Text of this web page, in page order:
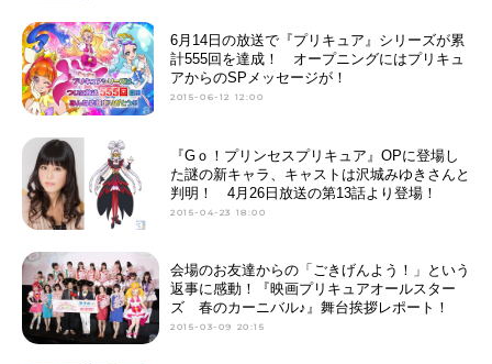
6月14日の放送で『プリキュア』シリーズが累
計555回を達成！ オープニングにはプリキュ
アからのSPメッセージが！
2015-06-12 12:00
『Gｏ！プリンセスプリキュア』OPに登場し
た謎の新キャラ、キャストは沢城みゆきさんと
判明！ 4月26日放送の第13話より登場！
2015-04-23 18:00
会場のお友達からの「ごきげんよう！」という
返事に感動！『映画プリキュアオールスター
ズ 春のカーニバル♪』舞台挨拶レポート！
2015-03-09 20:15